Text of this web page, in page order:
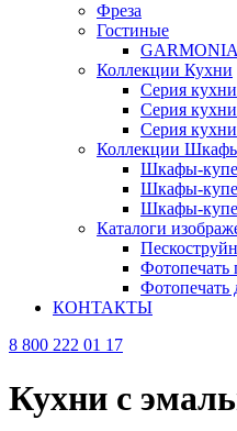
Фреза
Гостиные
Коллекции Кухни
Серия
Серия
Серия
Коллекции
Шкафы-
Шкафы-
Шкафы-
Каталоги
Фотопечать
Фотопечать
КОНТАКТЫ
8 800 222 01 17
Кухни с